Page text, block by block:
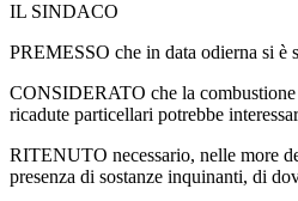
IL SINDACO
PREMESSO che in data odierna si
CONSIDERATO che la combustione
ricadute particellari potrebbe
RITENUTO necessario, nelle more
presenza di sostanze inquinanti, di